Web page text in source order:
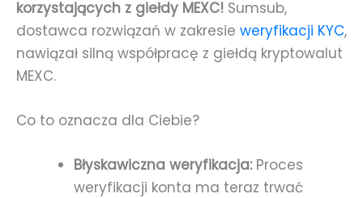
korzystających z giełdy MEXC! Sumsub,
dostawca rozwiązań w zakresie weryfikacji KYC,
nawiązał silną współpracę z giełdą kryptowalut
MEXC.
Co to oznacza dla Ciebie?
Błyskawiczna weryfikacja:Proces
weryfikacji konta ma teraz trwać